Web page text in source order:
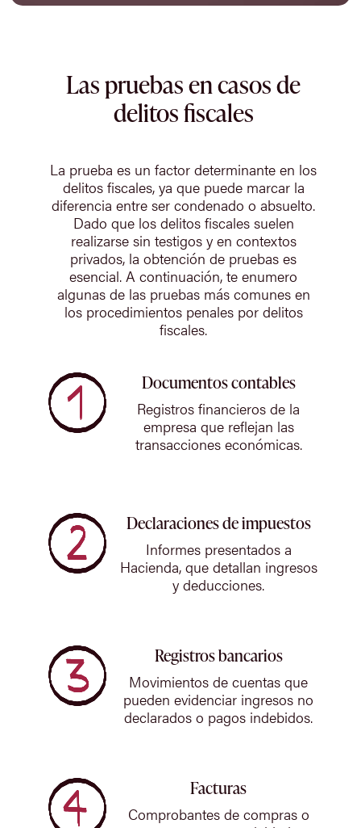
Las pruebas en casos de
delitos fiscales
La prueba es un factor determinante en los
delitos fiscales, ya que puede marcar la
diferencia entre ser condenado o absuelto.
Dado que los delitos fiscales suelen
realizarse sin testigos y en contextos
privados, la obtención de pruebas es
esencial. A continuación, te enumero
algunas de las pruebas más comunes en
los procedimientos penales por delitos
fiscales.
Documentos contables
Registros financieros de la
empresa que reflejan las
transacciones económicas.
Declaraciones de impuestos
Informes presentados a
Hacienda, que detallan ingresos
y deducciones.
Registros bancarios
Movimientos de cuentas que
pueden evidenciar ingresos no
declarados o pagos indebidos.
Facturas
Comprobantes de compras o